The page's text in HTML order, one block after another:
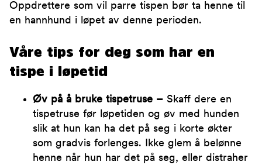
Oppdrettere som vil parre tispen bør ta henne til
en hannhund i løpet av denne perioden.
Våre tips for deg som har en
tispe i løpetid
Øv på å bruke tispetruse – Skaff dere en
tispetruse før løpetiden og øv med hunden
slik at hun kan ha det på seg i korte økter
som gradvis forlenges. Ikke glem å belønne
henne når hun har det på seg, eller distraher